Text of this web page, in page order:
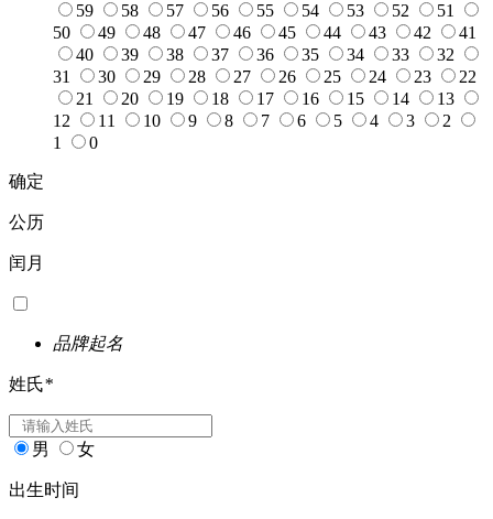
59
58 57 56 55 54 53 52
51
50
49 48 47 46 45 44 43 42
41
40
39 38 37 36 35 34 33
32
31
30 29 28 27 26 25 24 23
22
21
20 19 18 17 16 15 14
13
12
11 10 9 8 7 6 5 4 3
2
1
0
确定
公历
闰月
品牌起名
姓氏*
男 女
出生时间